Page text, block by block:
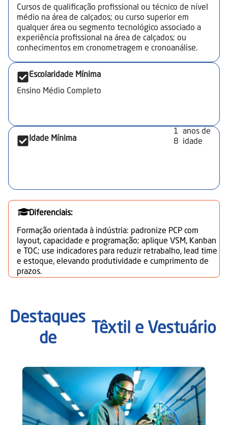
de produção; controle de rendimento; ficha de
produção; controle de devoluções e gestão à vista.
Qualidade, segurança e meio ambiente: interpretação
de normas técnicas e de qualidade; análise de
impactos ambientais e de segurança; registro de
Valor, Kanban), FMEA, MASP, Kaizen; fundamentos de
Taylorismo, Fordismo, Toyotismo. Viabilidade e custos:
monitoramento de custos de produção; ponto de
de estoque."
Cursos de qualificação profissional ou técnico de nível
médio na área de calçados; ou curso superior em
qualquer área ou segmento tecnológico associado a
experiência profissional na área de calçados; ou
conhecimentos em cronometragem e cronoanálise.
Escolaridade Mínima
Ensino Médio Completo
Idade Mínima
1
8
anos de
idade
Diferenciais:
Formação orientada à indústria: padronize PCP com
layout, capacidade e programação; aplique VSM, Kanban
e TOC; use indicadores para reduzir retrabalho, lead time
e estoque, elevando produtividade e cumprimento de
prazos.
Destaques
de
Têxtil e Vestuário